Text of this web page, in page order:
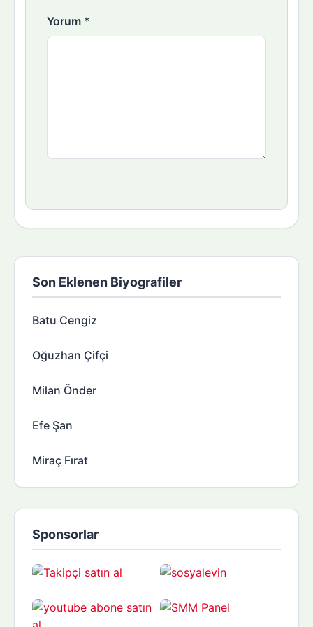
Yorum *
Son Eklenen Biyografiler
Batu Cengiz
Oğuzhan Çifçi
Milan Önder
Efe Şan
Miraç Fırat
Sponsorlar